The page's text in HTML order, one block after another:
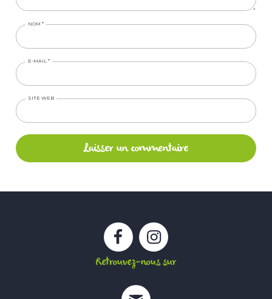
NOM *
E-MAIL *
SITE WEB
Retrouvez-nous sur
FacebookInstagram